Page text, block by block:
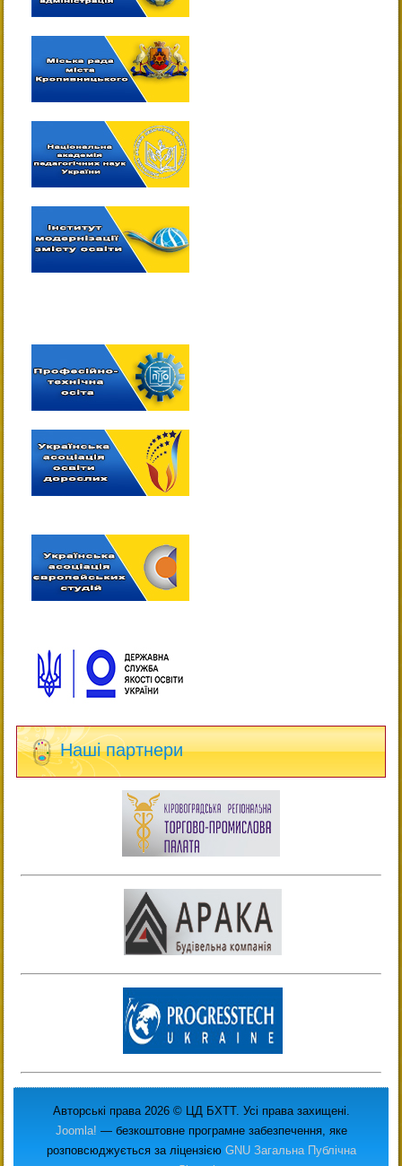
Наші партнери
Авторські права 2026 © ЦД БХТТ. Усі права захищені.
Joomla! — безкоштовне програмне забезпечення, яке
розповсюджується за ліцензією GNU Загальна Публічна